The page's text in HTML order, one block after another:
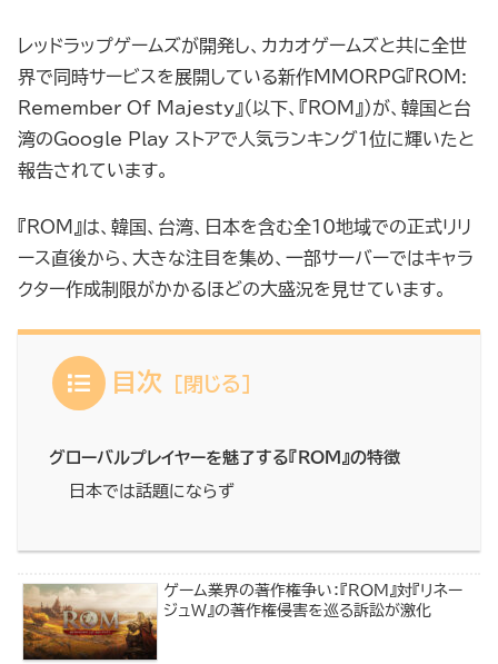
レッドラップゲームズが開発し、カカオゲームズと共に全世
界で同時サービスを展開している新作MMORPG『ROM:
Remember Of Majesty』（以下、『ROM』）が、韓国と台
湾のGoogle Play ストアで人気ランキング1位に輝いたと
報告されています。
『ROM』は、韓国、台湾、日本を含む全10地域での正式リリ
ース直後から、大きな注目を集め、一部サーバーではキャラ
クター作成制限がかかるほどの大盛況を見せています。
目次
グローバルプレイヤーを魅了する『ROM』の特徴
日本では話題にならず
ゲーム業界の著作権争い：『ROM』対『リネー
ジュW』の著作権侵害を巡る訴訟が激化